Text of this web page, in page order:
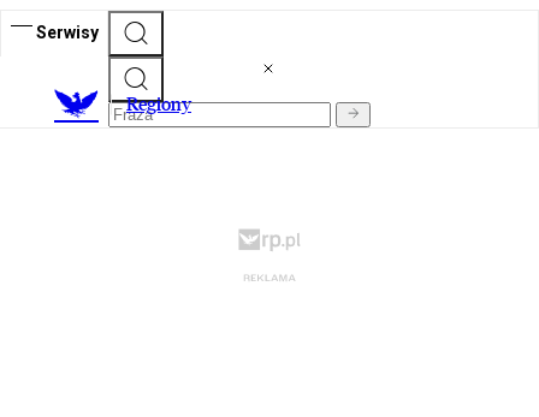
Serwisy
Regiony